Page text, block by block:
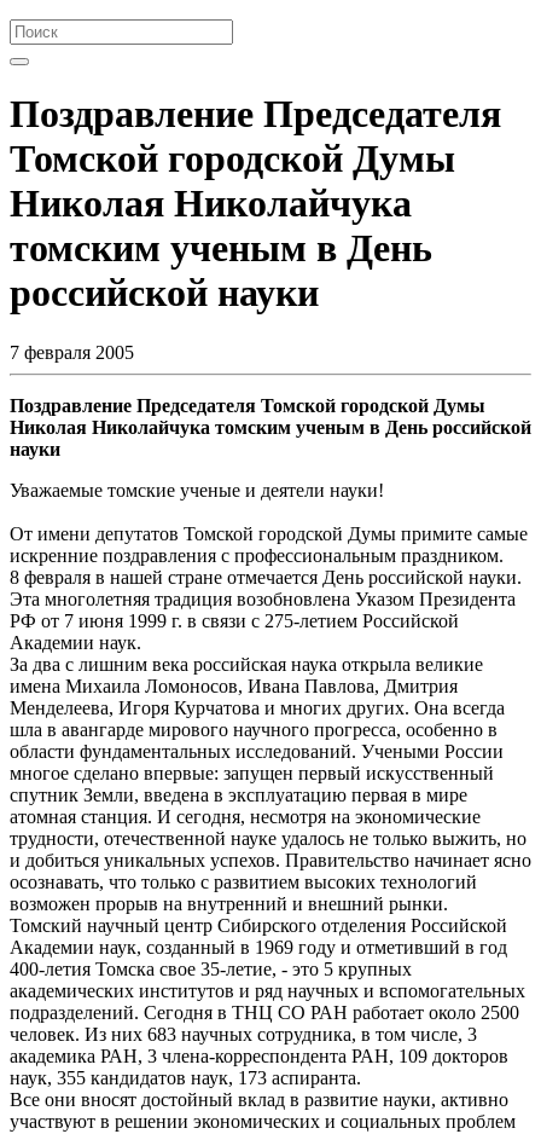
Поздравление Председателя
Томской городской Думы
Николая Николайчука
томским ученым в День
российской науки
7 февраля 2005
Поздравление Председателя Томской городской Думы
Николая Николайчука томским ученым в День российской
науки
Уважаемые томские ученые и деятели науки!
От имени депутатов Томской городской Думы примите самые
искренние поздравления с профессиональным праздником.
8 февраля в нашей стране отмечается День российской науки.
Эта многолетняя традиция возобновлена Указом Президента
РФ от 7 июня 1999 г. в связи с 275-летием Российской
Академии наук.
За два с лишним века российская наука открыла великие
имена Михаила Ломоносов, Ивана Павлова, Дмитрия
Менделеева, Игоря Курчатова и многих других. Она всегда
шла в авангарде мирового научного прогресса, особенно в
области фундаментальных исследований. Учеными России
многое сделано впервые: запущен первый искусственный
спутник Земли, введена в эксплуатацию первая в мире
атомная станция. И сегодня, несмотря на экономические
трудности, отечественной науке удалось не только выжить, но
и добиться уникальных успехов. Правительство начинает ясно
осознавать, что только с развитием высоких технологий
возможен прорыв на внутренний и внешний рынки.
Томский научный центр Сибирского отделения Российской
Академии наук, созданный в 1969 году и отметивший в год
400-летия Томска свое 35-летие, - это 5 крупных
академических институтов и ряд научных и вспомогательных
подразделений. Сегодня в ТНЦ СО РАН работает около 2500
человек. Из них 683 научных сотрудника, в том числе, 3
академика РАН, 3 члена-корреспондента РАН, 109 докторов
наук, 355 кандидатов наук, 173 аспиранта.
Все они вносят достойный вклад в развитие науки, активно
участвуют в решении экономических и социальных проблем